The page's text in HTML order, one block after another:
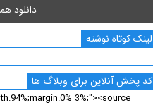
دانلود
لینک کوتاه نوشته
کد پخش آنلاین برای وبلاگ ها